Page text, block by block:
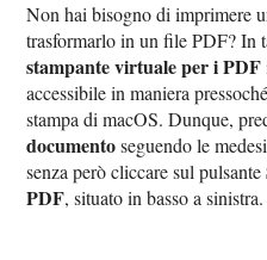
Non hai bisogno di imprimere
trasformarlo in un file PDF? In
stampante virtuale per i PDF
accessibile in maniera
stampa di macOS. Dunque,
documentoseguendo le
senza però cliccare sul pulsante
PDF, situato in basso a sinistra.